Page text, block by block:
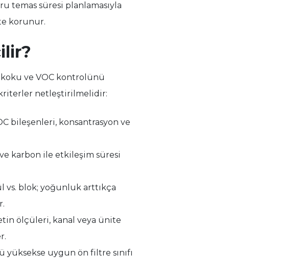
temas süresi planlamasıyla
korunur.
ve VOC kontrolünü
kriterler netleştirilmelidir:
bileşenleri, konsantrasyon ve
karbon ile etkileşim süresi
vs. blok; yoğunluk arttıkça
ölçüleri, kanal veya ünite
yüksekse uygun ön filtre sınıfı